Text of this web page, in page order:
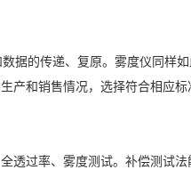
据的传递、复原。雾度仪同样
和销售情况，选择符合相应标
透过率、雾度测试。补偿测试